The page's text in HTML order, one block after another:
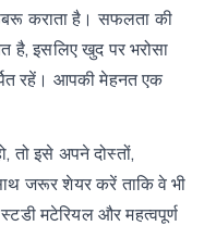
कराता है। सफलता की
है, इसलिए खुद पर भरोसा
रहें। आपकी मेहनत एक
तो इसे अपने दोस्तों,
जरूर शेयर करें ताकि वे भी
मटेरियल और महत्वपूर्ण